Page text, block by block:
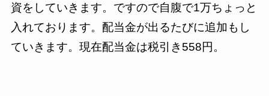
資をしていきます。ですので自腹で1万ちょっと
入れております。配当金が出るたびに追加もし
ていきます。現在配当金は税引き558円。